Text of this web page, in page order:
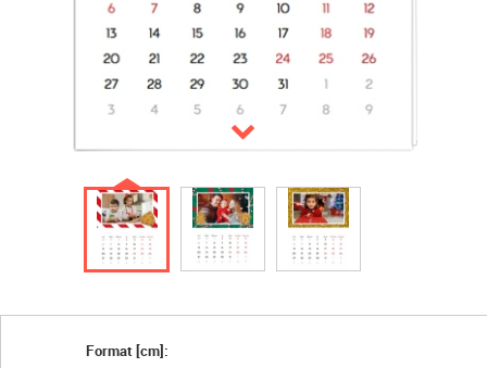
Format [cm]: